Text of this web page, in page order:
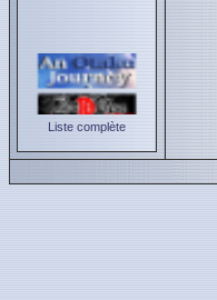
Liste complète